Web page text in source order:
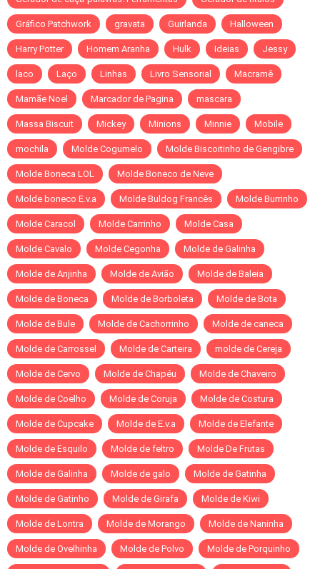
Gráfico Patchwork gravata Guirlanda Halloween
Harry Potter Homem Aranha Hulk Ideias Jessy
laco Laço Linhas Livro Sensorial Macramê
Mamãe Noel Marcador de Pagina mascara
Massa Biscuit Mickey Minions Minnie Mobile
mochila Molde Cogumelo Molde Biscoitinho de Gengibre
Molde Boneca LOL Molde Boneco de Neve
Molde boneco E.v.a Molde Buldog Francês Molde Burrinho
Molde Caracol Molde Carrinho Molde Casa
Molde Cavalo Molde Cegonha Molde de Galinha
Molde de Anjinha Molde de Avião Molde de Baleia
Molde de Boneca Molde de Borboleta Molde de Bota
Molde de Bule Molde de Cachorrinho Molde de caneca
Molde de Carrossel Molde de Carteira molde de Cereja
Molde de Cervo Molde de Chapéu Molde de Chaveiro
Molde de Coelho Molde de Coruja Molde de Costura
Molde de Cupcake Molde de E.v.a Molde de Elefante
Molde de Esquilo Molde de feltro Molde De Frutas
Molde de Galinha Molde de galo Molde de Gatinha
Molde de Gatinho Molde de Girafa Molde de Kiwi
Molde de Lontra Molde de Morango Molde de Naninha
Molde de Ovelhinha Molde de Polvo Molde de Porquinho